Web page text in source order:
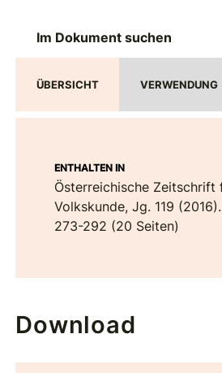
ÜBERSICHT VERWENDUNG
ENTHALTEN IN
Österreichische Zeitschrift
Volkskunde, Jg. 119
273-292 (20 Seiten)
Download